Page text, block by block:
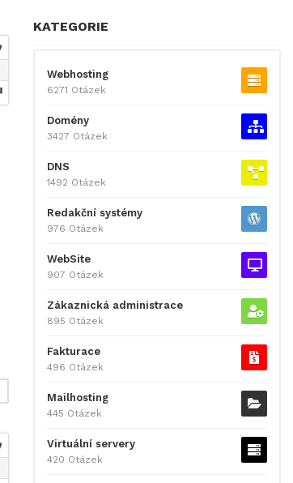
KATEGORIE
Webhosting
6271 Otázek
Domény
3427 Otázek
DNS
1492 Otázek
Redakční systémy
976 Otázek
WebSite
907 Otázek
Zákaznická administrace
895 Otázek
Fakturace
496 Otázek
Mailhosting
445 Otázek
Virtuální servery
420 Otázek